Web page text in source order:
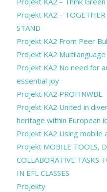
Projekt KA2 –
STAND
Projekt KA2 From Peer
Projekt KA2
Projekt KA2 No need for
essential joy
Projekt KA2 PROFINWBL
Projekt KA2 United in
heritage within European
Projekt KA2 Using mobile
Projekt MOBILE TOOLS,
COLLABORATIVE TASKS
IN EFL CLASSES
Projekty